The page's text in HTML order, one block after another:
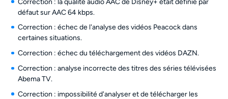
défaut sur AAC 64 kbps.
Correction : échec de l'analyse des vidéos Peacock dans
certaines situations.
Correction : échec du téléchargement des vidéos DAZN.
Correction : analyse incorrecte des titres des séries télévisées
Abema TV.
Correction : impossibilité d'analyser et de télécharger les